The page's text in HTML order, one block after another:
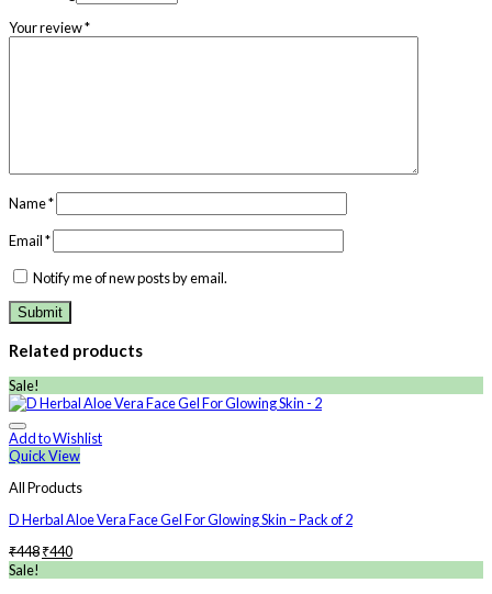
Your review*
Name*
Email*
Notify me of new posts by email.
Related products
Sale!
Add to Wishlist
Quick View
All Products
D Herbal Aloe Vera Face Gel For Glowing Skin – Pack of 2
₹448₹440
Sale!